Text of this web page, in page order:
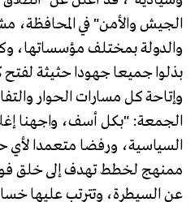
الجيش والأمن" في المحافظة،
والدولة بمختلف مؤسساتها،
بذلوا جميعا جهودا حثيثة لفتح
وإتاحة كل مسارات الحوار
الجمعة: "بكل أسف، واجهنا
السياسية، ورفضا متعمدا لأي
ممنهج لخطط تهدف إلى خلق
عن السيطرة، وتترتب عليها